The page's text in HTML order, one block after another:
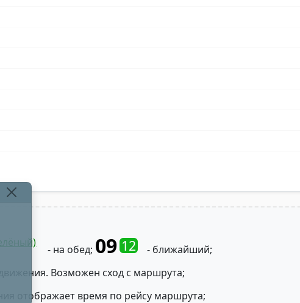
- на обед; 09 12 - ближайший;
Возможен сход с маршрута;
отображает время по рейсу маршрута;